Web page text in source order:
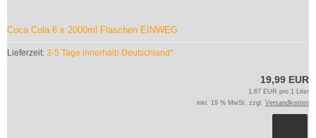
Coca Cola 6 x 2000ml Flaschen EINWEG
Lieferzeit: 3-5 Tage innerhalb Deutschland*
19,99 EUR
1,67 EUR pro 1 Liter
inkl. 19 % MwSt. zzgl. Versandkosten